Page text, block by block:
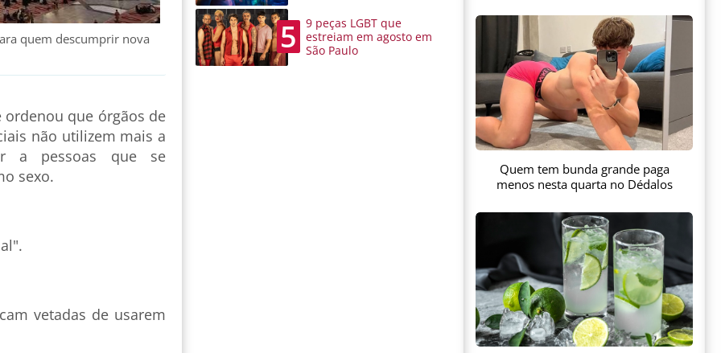
quem descumprir nova
ordenou que órgãos de
não utilizem mais a
a pessoas que se
sexo.
vetadas de usarem
5
9 peças LGBT que
estreiam em agosto em
São Paulo
Quem tem bunda grande paga
menos nesta quarta no Dédalos